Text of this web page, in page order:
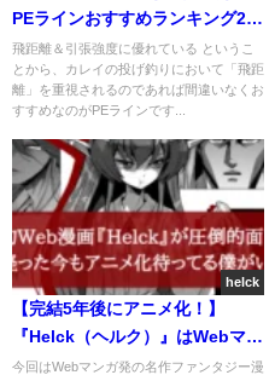
PEラインおすすめランキング20
選＆太さ(号数)の選び方
飛距離＆引張強度に優れている というこ
とから、カレイの投げ釣りにおいて「飛距
離」を重視されるのであれば間違いなくお
すすめなのがPEラインです...
helck
【完結5年後にアニメ化！】
『Helck（ヘルク）』はWebマン
ガのレベルじゃない！
今回はWebマンガ発の名作ファンタジー漫